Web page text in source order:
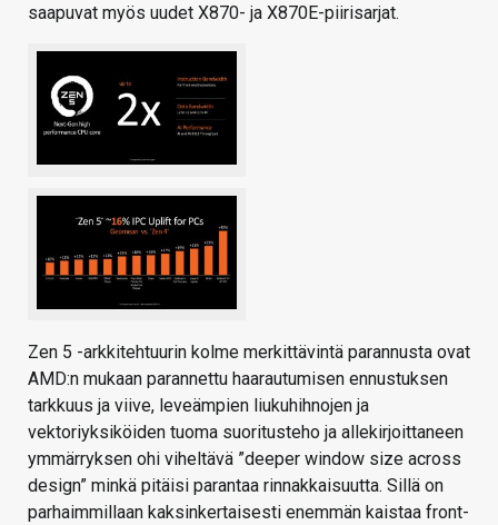
saapuvat myös uudet X870- ja X870E-piirisarjat.
Zen 5 -arkkitehtuurin kolme merkittävintä parannusta ovat
AMD:n mukaan parannettu haarautumisen ennustuksen
tarkkuus ja viive, leveämpien liukuhihnojen ja
vektoriyksiköiden tuoma suoritusteho ja allekirjoittaneen
ymmärryksen ohi viheltävä ”deeper window size across
design” minkä pitäisi parantaa rinnakkaisuutta. Sillä on
parhaimmillaan kaksinkertaisesti enemmän kaistaa front-